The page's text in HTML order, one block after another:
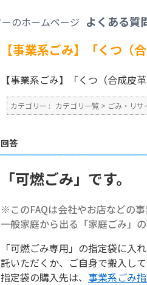
よくある質
【事業系ごみ】「くつ（
【事業系ごみ】「くつ（合成皮
カテゴリー : カテゴリ一覧 > ごみ・リサ
回答
「可燃ごみ」です。
※このFAQは会社やお店などの
一般家庭から出る「家庭ごみ」
「可燃ごみ専用」の指定袋に入
託いただくか、ご自身で搬入して
指定袋の購入先は、 事業系ごみ